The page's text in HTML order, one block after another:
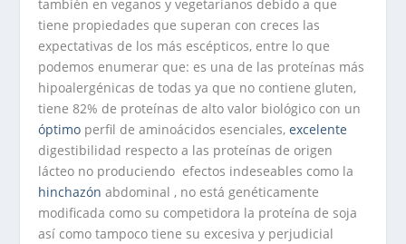
también en veganos y vegetarianos debido a que
tiene propiedades que superan con creces las
expectativas de los más escépticos, entre lo que
podemos enumerar que: es una de las proteínas más
hipoalergénicas de todas ya que no contiene gluten,
tiene 82% de proteínas de alto valor biológico con un
óptimo perfil de aminoácidos esenciales,excelente
digestibilidad respecto a las proteínas de origen
lácteo no produciendo efectos indeseables como la
hinchazón abdominal , no está genéticamente
modificada como su competidora la proteína de soja
así como tampoco tiene su excesiva y perjudicial